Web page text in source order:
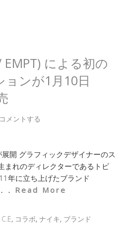
EMPT) による初の
ンが1月10日
コメントする
開 グラフィックデザイナーのス
まれのディレクターであるトビ
年に立ち上げたブランド
． Read More
C.E, コラボ, ナイキ, ブランド